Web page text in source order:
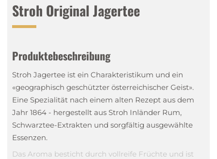
Stroh Original Jagertee
Produktebeschreibung
Stroh Jagertee ist ein Charakteristikum und ein
«geographisch geschützter österreichischer Geist».
Eine Spezialität nach einem alten Rezept aus dem
Jahr 1864 - hergestellt aus Stroh Inländer Rum,
Schwarztee-Extrakten und sorgfältig ausgewählte
Essenzen.
Das Aroma besticht durch vollreife Früchte und ist